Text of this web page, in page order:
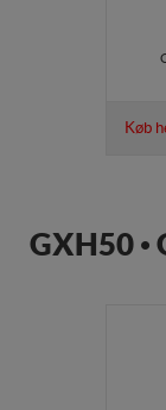
Køb
GXH50 •